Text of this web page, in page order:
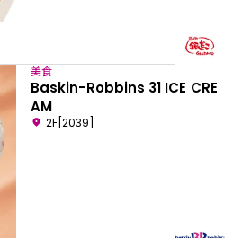
美食
Baskin-Robbins 31 ICE CRE
AM
2F[2039]